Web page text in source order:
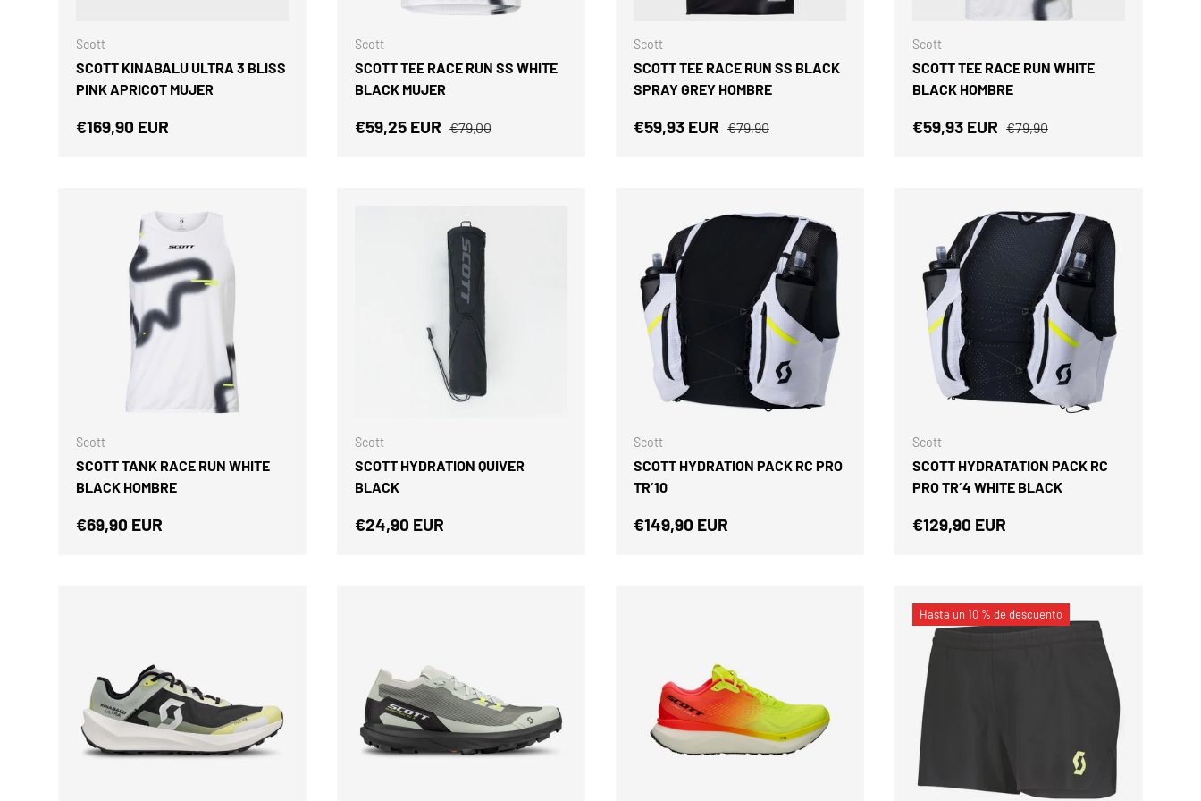
Scott
SCOTT KINABALU ULTRA 3 BLISS
PINK APRICOT MUJER
Precio normal
€169,90 EUR
Scott
SCOTT TEE RACE RUN SS WHITE
BLACK MUJER
Precio de venta
€59,25 EUR Precio normal
€79,00
Scott
SCOTT TEE RACE RUN SS BLACK
SPRAY GREY HOMBRE
Precio de venta
€59,93 EUR Precio normal
€79,90
Scott
SCOTT TEE RACE RUN WHITE
BLACK HOMBRE
Precio de venta
€59,93 EUR Precio normal
€79,90
Scott
SCOTT TANK RACE RUN WHITE
BLACK HOMBRE
Precio normal
€69,90 EUR
Scott
SCOTT HYDRATION QUIVER
BLACK
Precio normal
€24,90 EUR
Scott
SCOTT HYDRATION PACK RC PRO
TR´10
Precio normal
€149,90 EUR
ELEGIR OPCIONES
Scott
SCOTT HYDRATATION PACK RC
PRO TR´4 WHITE BLACK
Precio normal
€129,90 EUR
ELEGIR OPCIONES
Hasta un 10 % de descuento
ELEGIR OPCIONES